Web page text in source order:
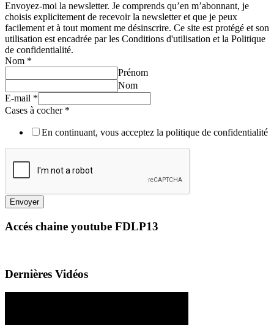
Envoyez-moi la newsletter. Je comprends qu’en m’abonnant, je
choisis explicitement de recevoir la newsletter et que je peux
facilement et à tout moment me désinscrire. Ce site est protégé et son
utilisation est encadrée par les Conditions d'utilisation et la Politique
de confidentialité.
Nom *
Prénom
Nom
E-mail *
Cases à cocher *
En continuant, vous acceptez la politique de confidentialité
Envoyer
Accés chaine youtube FDLP13
Dernières Vidéos